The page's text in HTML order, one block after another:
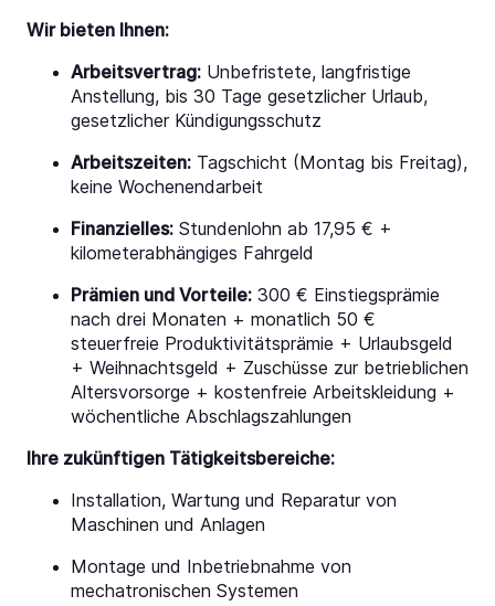
Wir bieten Ihnen:
Arbeitsvertrag: Unbefristete, langfristige
Anstellung, bis 30 Tage gesetzlicher Urlaub,
gesetzlicher Kündigungsschutz
Arbeitszeiten: Tagschicht (Montag bis Freitag),
keine Wochenendarbeit
Finanzielles: Stundenlohn ab 17,95 € +
kilometerabhängiges Fahrgeld
Prämien und Vorteile: 300 € Einstiegsprämie
nach drei Monaten + monatlich 50 €
steuerfreie Produktivitätsprämie + Urlaubsgeld
+ Weihnachtsgeld + Zuschüsse zur betrieblichen
Altersvorsorge + kostenfreie Arbeitskleidung +
wöchentliche Abschlagszahlungen
Ihre zukünftigen Tätigkeitsbereiche:
Installation, Wartung und Reparatur von
Maschinen und Anlagen
Montage und Inbetriebnahme von
mechatronischen Systemen